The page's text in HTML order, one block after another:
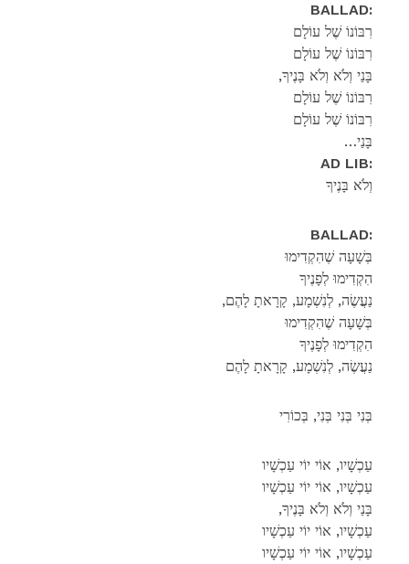
BALLAD:
רִבּוֹנוֹ שֶׁל עוֹלָם
רִבּוֹנוֹ שֶׁל עוֹלָם
,בָּנַי וְלֹא וְלֹא בָּנֶיךָ
רִבּוֹנוֹ שֶׁל עוֹלָם
רִבּוֹנוֹ שֶׁל עוֹלָם
…בָּנַי
AD LIB:
וְלֹא בָּנֶיךָ
BALLAD:
בְּשָׁעָה שֶׁהִקְדִימוּ
הִקְדִימוּ לְפָנֶיךָ
,נַעֲשֶׂה, לְנִשְׁמָע, קָרָאתָ לָהֶם
בְּשָׁעָה שֶׁהִקְדִימוּ
הִקְדִימוּ לְפָנֶיךָ
נַעֲשֶׂה, לְנִשְׁמָע, קָרָאתָ לָהֶם
בְּנִי בְּנִי בְּנִי, בְּכוֹרִי
עַכְשָׁיו, אוֹי יוֹי עַכְשָׁיו
עַכְשָׁיו, אוֹי יוֹי עַכְשָׁיו
,בָּנַי וְלֹא וְלֹא בָּנֶיךָ
עַכְשָׁיו, אוֹי יוֹי עַכְשָׁיו
עַכְשָׁיו, אוֹי יוֹי עַכְשָׁיו